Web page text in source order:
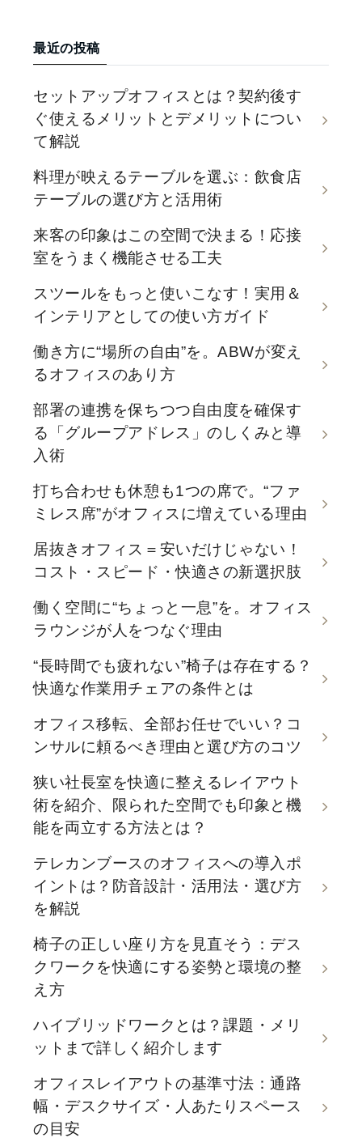
最近の投稿
セットアップオフィスとは？契約後す
ぐ使えるメリットとデメリットについ
て解説
料理が映えるテーブルを選ぶ：飲食店
テーブルの選び方と活用術
来客の印象はこの空間で決まる！応接
室をうまく機能させる工夫
スツールをもっと使いこなす！実用＆
インテリアとしての使い方ガイド
働き方に“場所の自由”を。ABWが変え
るオフィスのあり方
部署の連携を保ちつつ自由度を確保す
る「グループアドレス」のしくみと導
入術
打ち合わせも休憩も1つの席で。“ファ
ミレス席”がオフィスに増えている理由
居抜きオフィス＝安いだけじゃない！
コスト・スピード・快適さの新選択肢
働く空間に“ちょっと一息”を。オフィス
ラウンジが人をつなぐ理由
“長時間でも疲れない”椅子は存在する？
快適な作業用チェアの条件とは
オフィス移転、全部お任せでいい？コ
ンサルに頼るべき理由と選び方のコツ
狭い社長室を快適に整えるレイアウト
術を紹介、限られた空間でも印象と機
能を両立する方法とは？
テレカンブースのオフィスへの導入ポ
イントは？防音設計・活用法・選び方
を解説
椅子の正しい座り方を見直そう：デス
クワークを快適にする姿勢と環境の整
え方
ハイブリッドワークとは？課題・メリ
ットまで詳しく紹介します
オフィスレイアウトの基準寸法：通路
幅・デスクサイズ・人あたりスペース
の目安